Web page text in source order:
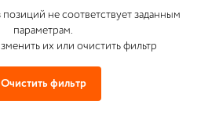
не соответствует заданным
параметрам.
их или очистить фильтр
Очистить фильтр